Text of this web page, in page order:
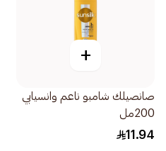
+
صانصيلك شامبو ناعم وانسيابي
200مل
11.94